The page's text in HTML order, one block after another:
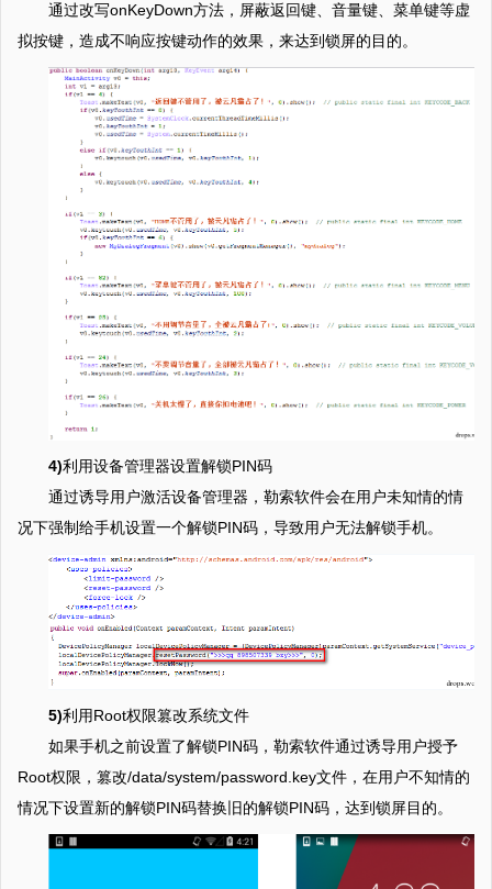
通过改写onKeyDown方法，屏蔽返回键、音量键、菜单键等虚
拟按键，造成不响应按键动作的效果，来达到锁屏的目的。
4)利用设备管理器设置解锁PIN码
通过诱导用户激活设备管理器，勒索软件会在用户未知情的情
况下强制给手机设置一个解锁PIN码，导致用户无法解锁手机。
5)利用Root权限篡改系统文件
如果手机之前设置了解锁PIN码，勒索软件通过诱导用户授予
Root权限，篡改/data/system/password.key文件，在用户不知情的
情况下设置新的解锁PIN码替换旧的解锁PIN码，达到锁屏目的。